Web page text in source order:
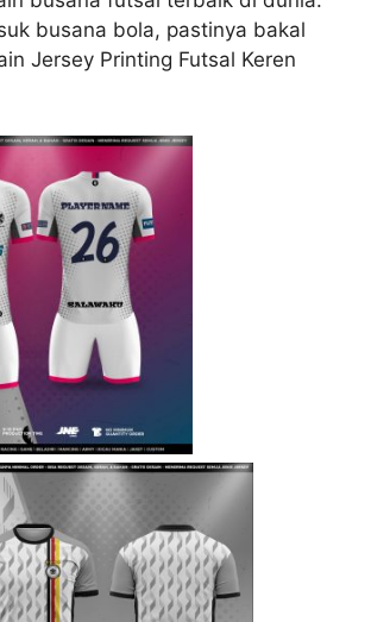
busana bola, pastinya bakal
Jersey Printing Futsal Keren